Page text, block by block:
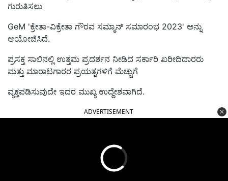
ಗುರುತಿಸಲು
GeM 'ಕ್ರೇತಾ-ವಿಕ್ರೇತಾ ಗೌರವ ಸಮ್ಮಾನ್ ಸಮಾರಂಭ 2023' ಅನ್ನು
ಆಯೋಜಿಸಿದೆ.
ಪ್ರಸಕ್ತ ಸಾಲಿನಲ್ಲಿ ಉತ್ತಮ ಪ್ರದರ್ಶನ ನೀಡಿದ ಸರ್ಕಾರಿ ಖರೀದಿದಾರರು
ಮತ್ತು ಮಾರಾಟಗಾರರ ಪ್ರಯತ್ನಗಳಿಗೆ ಮೆಚ್ಚುಗೆ
ವ್ಯಕ್ತಪಡಿಸುವುದೇ ಇದರ ಮುಖ್ಯ ಉದ್ದೇಶವಾಗಿದೆ.
ADVERTISEMENT